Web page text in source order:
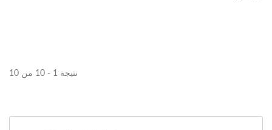
نتيجة 1 - 10 من 10